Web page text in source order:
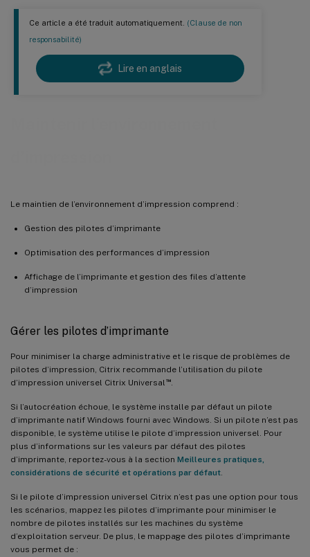
Ce article a été traduit automatiquement. (Clause de non
responsabilité)
Lire en anglais
Le maintien de l’environnement d’impression comprend :
Gestion des pilotes d’imprimante
Optimisation des performances d’impression
Affichage de l’imprimante et gestion des files d’attente
d’impression
Gérer les pilotes d’imprimante
Pour minimiser la charge administrative et le risque de problèmes de
pilotes d’impression, Citrix recommande l’utilisation du pilote
d’impression universel Citrix Universal ™.
Si l’autocréation échoue, le système installe par défaut un pilote
d’imprimante natif Windows fourni avec Windows. Si un pilote n’est pas
disponible, le système utilise le pilote d’impression universel. Pour
plus d’informations sur les valeurs par défaut des pilotes
d’imprimante, reportez-vous à la section Meilleures pratiques,
considérations de sécurité et opérations par défaut
Si le pilote d’impression universel Citrix n’est pas une option pour tous
les scénarios, mappez les pilotes d’imprimante pour minimiser le
nombre de pilotes installés sur les machines du système
d’exploitation serveur. De plus, le mappage des pilotes d’imprimante
vous permet de :